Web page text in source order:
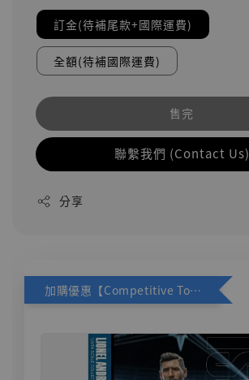
訂金(待補尾款+國際運費)
全額(待補國際運費)
售完
聯繫我們 (Contact Us)
分享
加購優惠【Competitive Toys 梅西 [CM001]】